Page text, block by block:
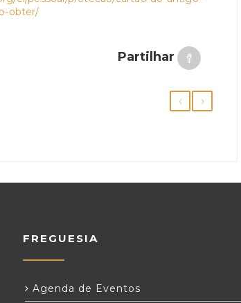
obter/
Partilhar
FREGUESIA
Agenda de Eventos